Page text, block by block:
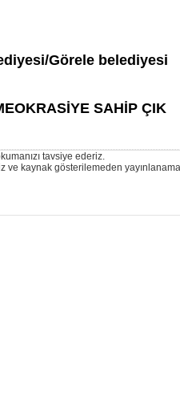
Görele belediyesi
SAHİP ÇIK
tavsiye ederiz.
ve kaynak gösterilemeden